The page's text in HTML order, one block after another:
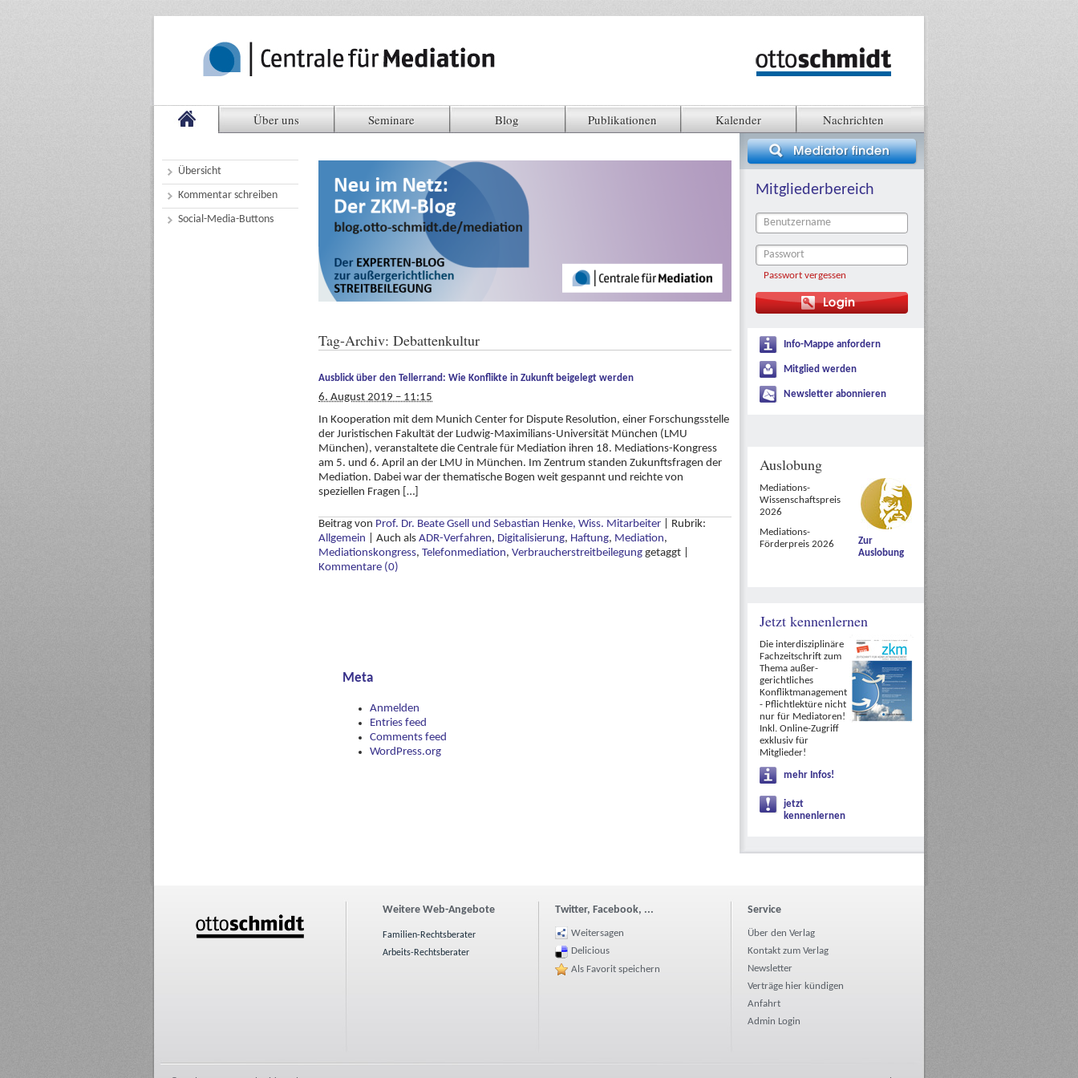
Über uns Seminare Blog Publikationen Kalender Nachrichten
Übersicht
Kommentar schreiben
Social-Media-Buttons
Tag-Archiv: Debattenkultur
Ausblick über den Tellerrand: Wie Konflikte in Zukunft beigelegt werden
6. August 2019 – 11:15
In Kooperation mit dem Munich Center for Dispute Resolution, einer Forschungsstelle
der Juristischen Fakultät der Ludwig-Maximilians-Universität München (LMU
München), veranstaltete die Centrale für Mediation ihren 18. Mediations-Kongress
am 5. und 6. April an der LMU in München. Im Zentrum standen Zukunftsfragen der
Mediation. Dabei war der thematische Bogen weit gespannt und reichte von
speziellen Fragen […]
Beitrag von Prof. Dr. Beate Gsell und Sebastian Henke, Wiss. Mitarbeiter
Rubrik:
Allgemein
Auch als ADR-Verfahren, Digitalisierung, Haftung, Mediation,
Mediationskongress, Telefonmediation, Verbraucherstreitbeilegung getaggt
Kommentare (0)
Meta
Anmelden
Entries feed
Comments feed
WordPress.org
Mitgliederbereich
Passwort vergessen
Info-Mappe anfordern
Mitglied werden
Newsletter abonnieren
Auslobung
Mediations-
Wissenschaftspreis
2026
Mediations-
Förderpreis 2026
Zur
Auslobung
Jetzt kennenlernen
Die interdisziplinäre
Fachzeitschrift zum
Thema außer-
gerichtliches
Konfliktmanagement
- Pflichtlektüre nicht
nur für Mediatoren!
Inkl. Online-Zugriff
exklusiv für
Mitglieder!
mehr Infos!
jetzt
kennenlernen
Weitere Web-Angebote
Familien-Rechtsberater
Arbeits-Rechtsberater
Twitter, Facebook, ...
Weitersagen
Delicious
Als Favorit speichern
Service
Über den Verlag
Kontakt zum Verlag
Newsletter
Verträge hier kündigen
Anfahrt
Admin Login